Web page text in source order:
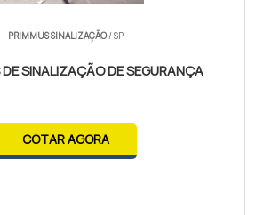
PRIMMUS SINALIZAÇÃO/ SP
SINALIZAÇÃO DE SEGURANÇA
COTAR AGORA